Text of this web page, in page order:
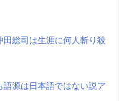
田総司は生涯に何人斬り殺
語源は日本語ではない説ア